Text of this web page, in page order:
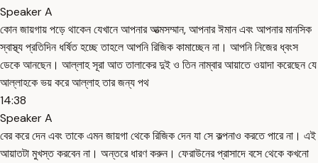
Speaker A
কোন জায়গায় পড়ে থাকেন যেখানে আপনার আত্মসম্মান, আপনার ঈমান এবং আপনার মানসিক
স্বাস্থ্য প্রতিদিন ধর্ষিত হচ্ছে তাহলে আপনি রিজিক কামাচ্ছেন না। আপনি নিজের ধ্বংস
ডেকে আনছেন। আল্লাহ সূরা আত তালাকের দুই ও তিন নাম্বার আয়াতে ওয়াদা করেছেন যে
আল্লাহকে ভয় করে আল্লাহ তার জন্য পথ
14:38
Speaker A
বের করে দেন এবং তাকে এমন জায়গা থেকে রিজিক দেন যা সে কল্পনাও করতে পারে না। এই
আয়াতটা মুখস্ত করবেন না। অন্তরে ধারণ করুন। ফেরাউনের প্রাসাদে বসে থেকে কখনো